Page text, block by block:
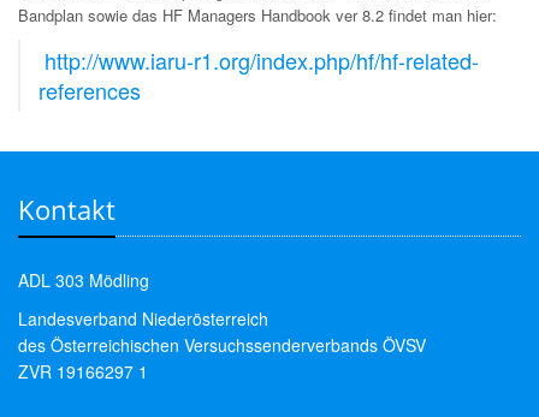
Bandplan sowie das HF Managers Handbook ver 8.2 findet man hier:
http://www.iaru-r1.org/index.php/hf/hf-related-
references
Kontakt
ADL 303 Mödling
Landesverband Niederösterreich
des Österreichischen Versuchssenderverbands ÖVSV
ZVR 19166297 1